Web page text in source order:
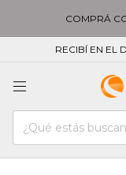
COMPRÁ
RECIBÍ EN EL